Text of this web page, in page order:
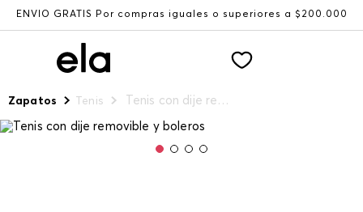
ENVÍO GRATIS Por compras iguales o superiores a $200.000
Zapatos Tenis Tenis con dije removible y boleros